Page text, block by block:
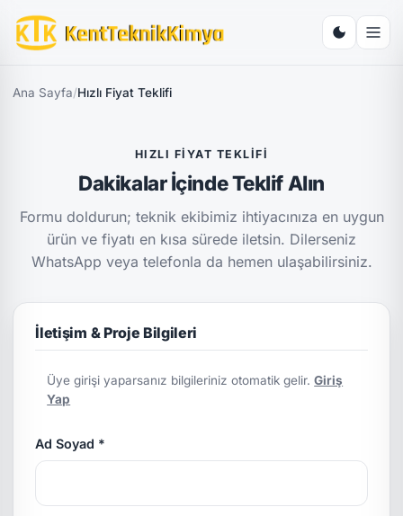
Ana Sayfa/Hızlı Fiyat Teklifi
HIZLI FIYAT TEKLIFI
Dakikalar İçinde Teklif Alın
Formu doldurun; teknik ekibimiz ihtiyacınıza en uygun
ürün ve fiyatı en kısa sürede iletsin. Dilerseniz
WhatsApp veya telefonla da hemen ulaşabilirsiniz.
İletişim & Proje Bilgileri
Üye girişi yaparsanız bilgileriniz otomatik gelir.Giriş
Yap
Ad Soyad *